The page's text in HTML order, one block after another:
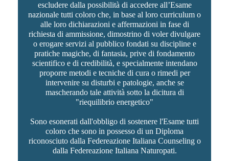
escludere dalla possibilità di accedere all’Esame
nazionale tutti coloro che, in base al loro curriculum o
alle loro dichiarazioni e affermazioni in fase di
richiesta di ammissione, dimostrino di voler divulgare
o erogare servizi al pubblico fondati su discipline e
pratiche magiche, di fantasia, prive di fondamento
scientifico e di credibilità, e specialmente intendano
proporre metodi e tecniche di cura o rimedi per
intervenire su disturbi e patologie, anche se
mascherando tale attività sotto la dicitura di
"riequilibrio energetico"
Sono esonerati dall'obbligo di sostenere l'Esame tutti
coloro che sono in possesso di un Diploma
riconosciuto dalla Federeazione Italiana Counseling o
dalla Federeazione Italiana Naturopati.